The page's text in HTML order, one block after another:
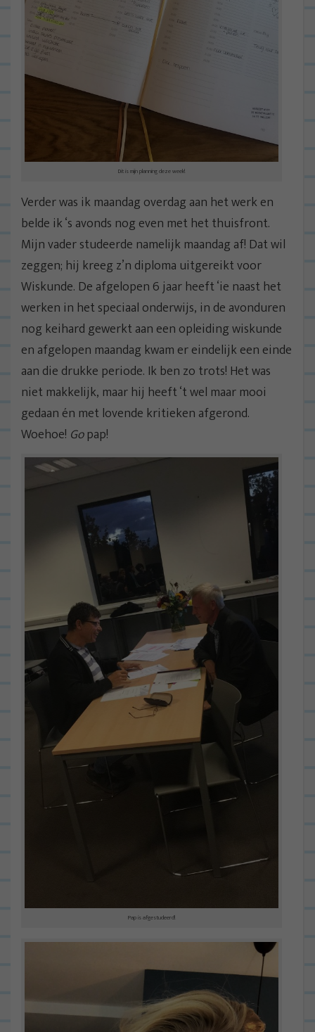
Dit is mijn planning deze week!
Verder was ik maandag overdag aan het werk en
belde ik ‘s avonds nog even met het thuisfront.
Mijn vader studeerde namelijk maandag af! Dat wil
zeggen; hij kreeg z’n diploma uitgereikt voor
Wiskunde. De afgelopen 6 jaar heeft ‘ie naast het
werken in het speciaal onderwijs, in de avonduren
nog keihard gewerkt aan een opleiding wiskunde
en afgelopen maandag kwam er eindelijk een einde
aan die drukke periode. Ik ben zo trots! Het was
niet makkelijk, maar hij heeft ‘t wel maar mooi
gedaan én met lovende kritieken afgerond.
Woehoe! Gopap!
Pap is afgestudeerd!